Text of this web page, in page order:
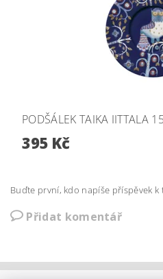
PODŠÁLEK TAIKA IITTALA
395 Kč
Buďte první, kdo napíše příspěvek k
Přidat komentář